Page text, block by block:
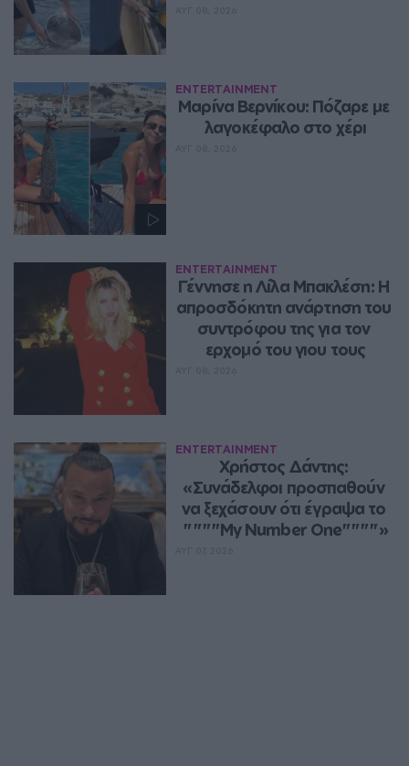
ENTERTAINMENT
Μαρίνα Βερνίκου: Πόζαρε με
λαγοκέφαλο στο χέρι
ENTERTAINMENT
Γέννησε η Λίλα Μπακλέση: Η
απροσδόκητη ανάρτηση του
συντρόφου της για τον
ερχομό του γιου τους
ENTERTAINMENT
Χρήστος Δάντης:
«Συνάδελφοι προσπαθούν
να ξεχάσουν ότι έγραψα το
""""My Number One""""»